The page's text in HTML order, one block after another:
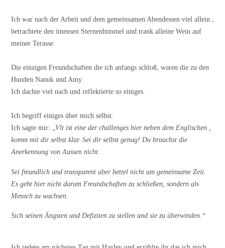
Ich war nach der Arbeit und dem gemeinsamen Abendessen viel allein ,
betrachtete den imensen Sternenhimmel und trank alleine Wein auf
meiner Terasse.
Die einzigen Freundschaften die ich anfangs schloß, waren die zu den
Hunden Nanuk und Amy.
Ich dachte viel nach und reflektierte so einiges.
Ich begriff einiges über mich selbst.
Ich sagte mir: „Vlt ist eine der challenges hier neben dem Englischen ,
komm mit dir selbst klar. Sei dir selbst genug! Du brauchst die
Anerkennung von Aussen nicht.
Sei freundlich und transparent aber bettel nicht um gemeinsame Zeit.
Es geht hier nicht darum Freundschaften zu schließen, sondern als
Mensch zu wachsen.
Sich seinen Ängsten und Defiziten zu stellen und sie zu überwinden.“